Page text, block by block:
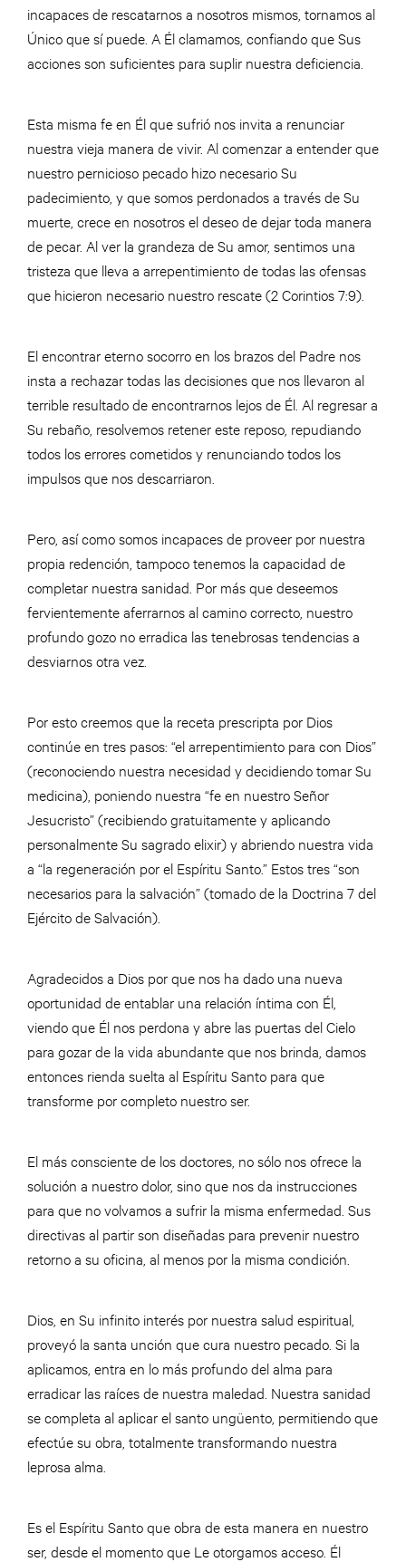
incapaces de rescatarnos a nosotros mismos, tornamos al
Único que sí puede. A Él clamamos, confiando que Sus
acciones son suficientes para suplir nuestra deficiencia.
Esta misma fe en Él que sufrió nos invita a renunciar
nuestra vieja manera de vivir. Al comenzar a entender que
nuestro pernicioso pecado hizo necesario Su
padecimiento, y que somos perdonados a través de Su
muerte, crece en nosotros el deseo de dejar toda manera
de pecar. Al ver la grandeza de Su amor, sentimos una
tristeza que lleva a arrepentimiento de todas las ofensas
que hicieron necesario nuestro rescate (2 Corintios 7:9).
El encontrar eterno socorro en los brazos del Padre nos
insta a rechazar todas las decisiones que nos llevaron al
terrible resultado de encontrarnos lejos de Él. Al regresar a
Su rebaño, resolvemos retener este reposo, repudiando
todos los errores cometidos y renunciando todos los
impulsos que nos descarriaron.
Pero, así como somos incapaces de proveer por nuestra
propia redención, tampoco tenemos la capacidad de
completar nuestra sanidad. Por más que deseemos
fervientemente aferrarnos al camino correcto, nuestro
profundo gozo no erradica las tenebrosas tendencias a
desviarnos otra vez.
Por esto creemos que la receta prescripta por Dios
continúe en tres pasos: “el arrepentimiento para con Dios”
(reconociendo nuestra necesidad y decidiendo tomar Su
medicina), poniendo nuestra “fe en nuestro Señor
Jesucristo” (recibiendo gratuitamente y aplicando
personalmente Su sagrado elixir) y abriendo nuestra vida
a “la regeneración por el Espíritu Santo.” Estos tres “son
necesarios para la salvación” (tomado de la Doctrina 7 del
Ejército de Salvación).
Agradecidos a Dios por que nos ha dado una nueva
oportunidad de entablar una relación íntima con Él,
viendo que Él nos perdona y abre las puertas del Cielo
para gozar de la vida abundante que nos brinda, damos
entonces rienda suelta al Espíritu Santo para que
transforme por completo nuestro ser.
El más consciente de los doctores, no sólo nos ofrece la
solución a nuestro dolor, sino que nos da instrucciones
para que no volvamos a sufrir la misma enfermedad. Sus
directivas al partir son diseñadas para prevenir nuestro
retorno a su oficina, al menos por la misma condición.
Dios, en Su infinito interés por nuestra salud espiritual,
proveyó la santa unción que cura nuestro pecado. Si la
aplicamos, entra en lo más profundo del alma para
erradicar las raíces de nuestra maledad. Nuestra sanidad
se completa al aplicar el santo ungüento, permitiendo que
efectúe su obra, totalmente transformando nuestra
leprosa alma.
Es el Espíritu Santo que obra de esta manera en nuestro
ser, desde el momento que Le otorgamos acceso. Él